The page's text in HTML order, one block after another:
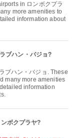
in ロンボクプラ
more amenities to
information about
ブハン・バジョ?
ブハン・バジョ. These
many more amenities
information
ボクプラヤ?